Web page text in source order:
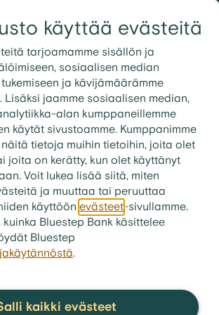
käyttää evästeitä
tarjoamamme sisällön ja
sosiaalisen median
ja kävijämäärämme
Lisäksi jaamme sosiaalisen median,
alan kumppaneillemme
käytät sivustoamme. Kumppanimme
tietoja muihin tietoihin, joita olet
joita on kerätty, kun olet käyttänyt
Voit lukea lisää siitä, miten
ja muuttaa tai peruuttaa
käyttöön evästeet-sivullamme.
Bluestep Bank käsittelee
Bluestep
.
kaikki evästeet
09 3158 7600
>
tarvitsen lainan
kanssa?
voi pyytää sinulta tiettyjä
tiedot maksuhäiriömerkintään
ja muista lainoista,
tai muut tositteet.